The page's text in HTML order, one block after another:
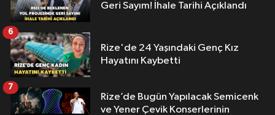
Geri Sayım! İhale Tarihi Açıklandı
Rize'de 24 Yaşındaki Genç Kız
Hayatını Kaybetti
6
Rize’de Bugün Yapılacak Semicenk
ve Yener Çevik Konserlerinin
7